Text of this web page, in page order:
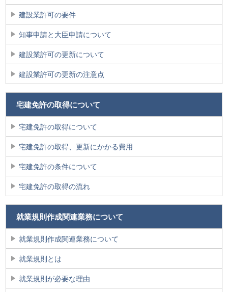
建設業許可の要件
知事申請と大臣申請について
建設業許可の更新について
建設業許可の更新の注意点
宅建免許の取得について
宅建免許の取得について
宅建免許の取得、更新にかかる費用
宅建免許の条件について
宅建免許の取得の流れ
就業規則作成関連業務について
就業規則作成関連業務について
就業規則とは
就業規則が必要な理由